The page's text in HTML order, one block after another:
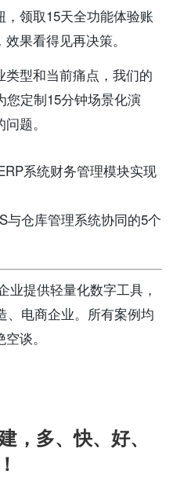
，领取15天全功能体验账
果看得见再决策。
类型和当前痛点，我们的
您定制15分钟场景化演
题。
系统财务管理模块实现
与仓库管理系统协同的5个
业提供轻量化数字工具，
、电商企业。所有案例均
谈。
，多、快、好、